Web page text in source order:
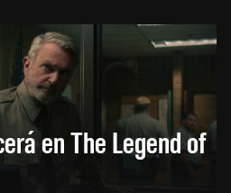
en The Legend of